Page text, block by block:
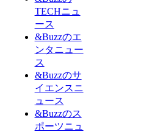
TECHニュ
ース
&Buzzのエ
ンタニュー
ス
&Buzzのサ
イエンスニ
ュース
&Buzzのス
ポーツニュ